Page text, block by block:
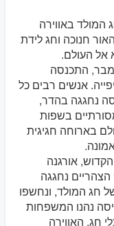
באווירה
חנוכה וחג לידת
אל העולם.
התכנסה
אנשים רבים כל
נחגגה בהדר,
בשפות
בארוחה חגיגית
אורגנה
נחגגה
חג המולד, ונחשפו
נהנו המשפחות
חג. האווירה